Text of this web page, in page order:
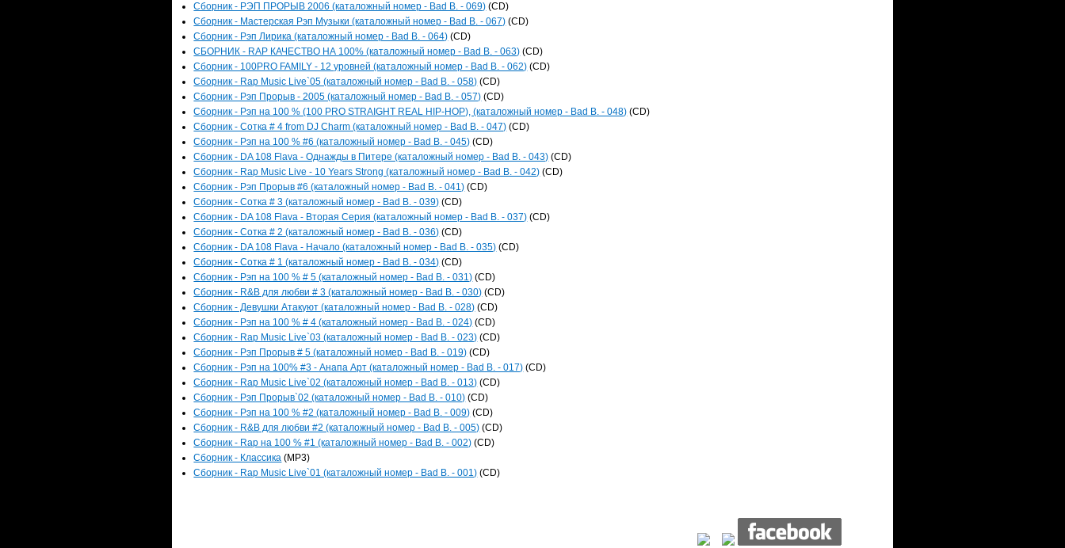
Сборник - РЭП ПРОРЫВ 2006 (каталожный номер - Bad B. - 069) (CD)
Сборник - Мастерская Рэп Музыки (каталожный номер - Bad B. - 067) (CD)
Сборник - Рэп Лирика (каталожный номер - Bad B. - 064) (CD)
СБОРНИК - RAP КАЧЕСТВО НА 100% (каталожный номер - Bad B. - 063) (CD)
Сборник - 100PRO FAMILY - 12 уровней (каталожный номер - Bad B. - 062) (CD)
Сборник - Rap Music Live`05 (каталожный номер - Bad B. - 058) (CD)
Сборник - Рэп Прорыв - 2005 (каталожный номер - Bad B. - 057) (CD)
Сборник - Рэп на 100 % (100 PRO STRAIGHT REAL HIP-HOP), (каталожный номер - Bad B. - 048) (CD)
Сборник - Сотка # 4 from DJ Charm (каталожный номер - Bad B. - 047) (CD)
Сборник - Рэп на 100 % #6 (каталожный номер - Bad B. - 045) (CD)
Сборник - DA 108 Flava - Однажды в Питере (каталожный номер - Bad B. - 043) (CD)
Сборник - Rap Music Live - 10 Years Strong (каталожный номер - Bad B. - 042) (CD)
Сборник - Рэп Прорыв #6 (каталожный номер - Bad B. - 041) (CD)
Сборник - Сотка # 3 (каталожный номер - Bad B. - 039) (CD)
Сборник - DA 108 Flava - Вторая Серия (каталожный номер - Bad B. - 037) (CD)
Сборник - Сотка # 2 (каталожный номер - Bad B. - 036) (CD)
Сборник - DA 108 Flava - Начало (каталожный номер - Bad B. - 035) (CD)
Сборник - Сотка # 1 (каталожный номер - Bad B. - 034) (CD)
Сборник - Рэп на 100 % # 5 (каталожный номер - Bad B. - 031) (CD)
Сборник - R&B для любви # 3 (каталожный номер - Bad B. - 030) (CD)
Сборник - Девушки Атакуют (каталожный номер - Bad B. - 028) (CD)
Сборник - Рэп на 100 % # 4 (каталожный номер - Bad B. - 024) (CD)
Сборник - Rap Music Live`03 (каталожный номер - Bad B. - 023) (CD)
Сборник - Рэп Прорыв # 5 (каталожный номер - Bad B. - 019) (CD)
Сборник - Рэп на 100% #3 - Анапа Арт (каталожный номер - Bad B. - 017) (CD)
Сборник - Rap Music Live`02 (каталожный номер - Bad B. - 013) (CD)
Сборник - Рэп Прорыв`02 (каталожный номер - Bad B. - 010) (CD)
Сборник - Рэп на 100 % #2 (каталожный номер - Bad B. - 009) (CD)
Сборник - R&B для любви #2 (каталожный номер - Bad B. - 005) (CD)
Сборник - Rap на 100 % #1 (каталожный номер - Bad B. - 002) (CD)
Сборник - Классика (MP3)
Сборник - Rap Music Live`01 (каталожный номер - Bad B. - 001) (CD)